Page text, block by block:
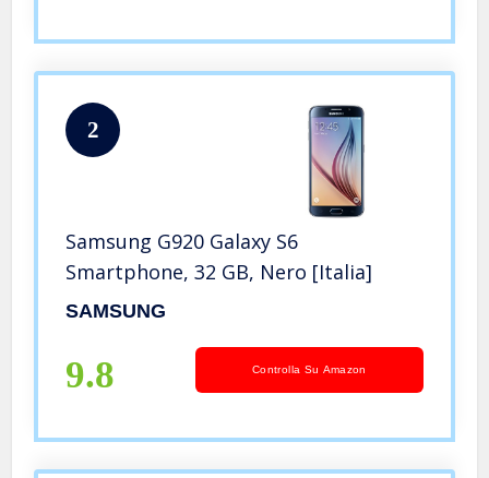
2
Samsung G920 Galaxy S6
Smartphone, 32 GB, Nero [Italia]
SAMSUNG
9.8 Controlla Su Amazon